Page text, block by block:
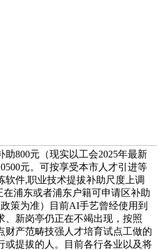
800元（现实以工会2025年最新
元。可按享受本市人才引进等
软件,职业技术提拔补助尺度上调
在浦东或者浦东户籍可申请区补助
策为准）目前AI手艺曾经使用到
、新岗亭仍正在不竭出现，按照
财产范畴技强人才培育试点工做的
或提拔的人。目前各行各业以及将